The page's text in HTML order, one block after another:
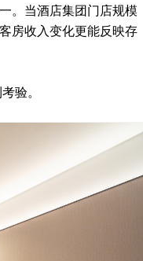
。当酒店集团门店规模
房收入变化更能反映存
验。